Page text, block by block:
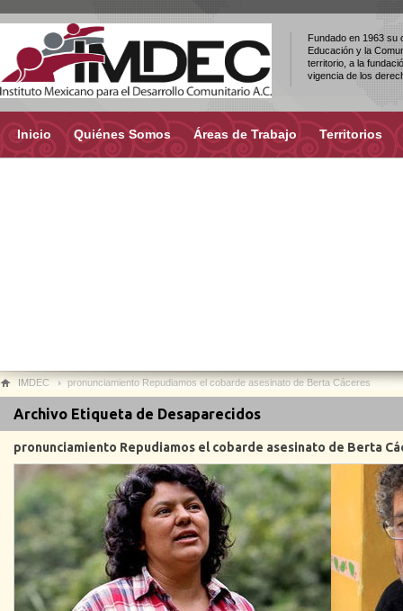
Fundado en 1963 su
Educación y la
territorio, a la
vigencia de los
Inicio Quiénes Somos Áreas de Trabajo Territorios
IMDEC pronunciamiento Repudiamos el cobarde asesinato de Berta Cáceres
Archivo Etiqueta de Desaparecidos
pronunciamiento Repudiamos el cobarde asesinato de Berta